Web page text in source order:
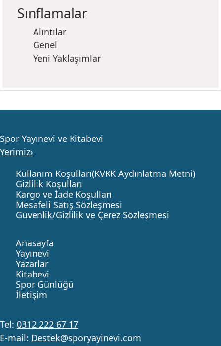
Sınflamalar
Alıntılar
Genel
Yeni Yaklaşımlar
Spor Yayınevi ve Kitabevi
Yerimiz›
Kullanım Koşulları(KVKK Aydınlatma Metni)
Gizlilik Koşulları
Kargo ve İade Koşulları
Mesafeli Satış Sözleşmesi
Güvenlik/Gizlilik ve Çerez Sözleşmesi
Anasayfa
Yayınevi
Yazarlar
Kitabevi
Spor Günlüğü
İletişim
Tel: 0312 222 67 17
E-mail: Destek@sporyayinevi.com